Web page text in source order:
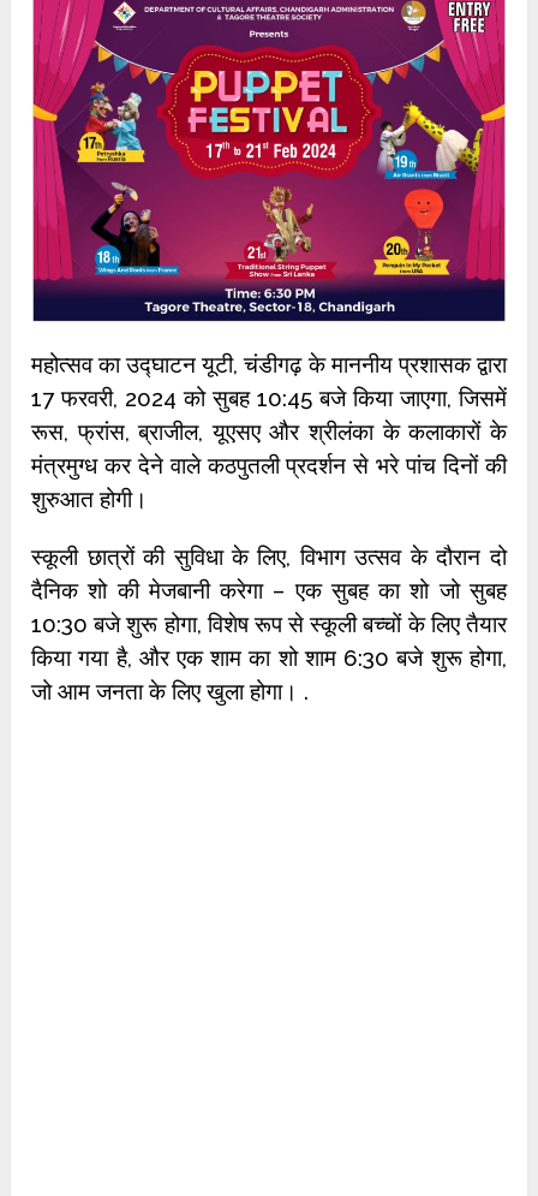
महोत्सव का उद्घाटन यूटी, चंडीगढ़ के माननीय प्रशासक द्वारा
17 फरवरी, 2024 को सुबह 10:45 बजे किया जाएगा, जिसमें
रूस, फ्रांस, ब्राजील, यूएसए और श्रीलंका के कलाकारों के
मंत्रमुग्ध कर देने वाले कठपुतली प्रदर्शन से भरे पांच दिनों की
शुरुआत होगी।
स्कूली छात्रों की सुविधा के लिए, विभाग उत्सव के दौरान दो
दैनिक शो की मेजबानी करेगा – एक सुबह का शो जो सुबह
10:30 बजे शुरू होगा, विशेष रूप से स्कूली बच्चों के लिए तैयार
किया गया है, और एक शाम का शो शाम 6:30 बजे शुरू होगा,
जो आम जनता के लिए खुला होगा। .